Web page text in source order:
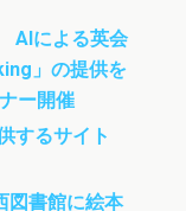
AIによる英会
」の提供を
ー開催
するサイト
図書館に絵本